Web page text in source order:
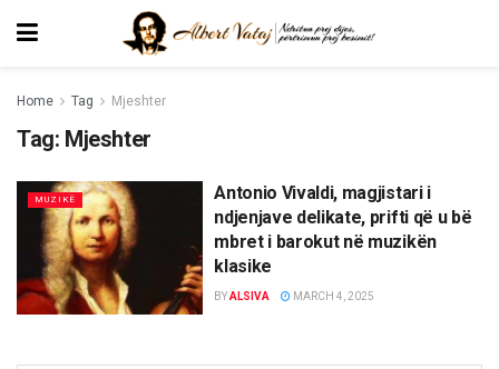
Home Tag Mjeshter
Tag: Mjeshter
MUZIKË
Antonio Vivaldi, magjistari i
ndjenjave delikate, prifti që u bë
mbret i barokut në muzikën
klasike
BYALSIVA MARCH 4, 2025